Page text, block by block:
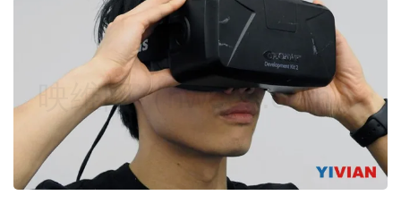
映维网（nweon.com）